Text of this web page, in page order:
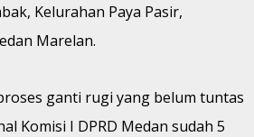
Kelurahan Paya Pasir,
Marelan.
ganti rugi yang belum tuntas
Komisi I DPRD Medan sudah 5